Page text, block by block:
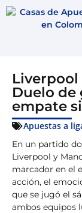
Liverpool
Duelo de
empate
Apuestas a
En un partido
Liverpool y
marcador en el
acción, el
que se jugó el
ambos equipos